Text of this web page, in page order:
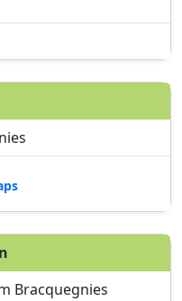
Bracquegnies